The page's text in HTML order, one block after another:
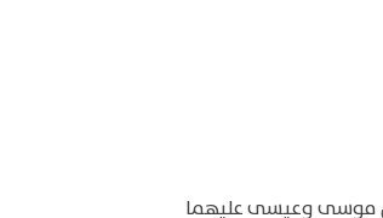
بني إسرائيل الذين كانوا بين موسى وعيسى عليهما